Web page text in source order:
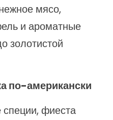
мясо,
и ароматные
золотистой
по-американски
специи, фиеста